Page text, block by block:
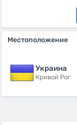
Местоположение
Украина
Кривой Рог